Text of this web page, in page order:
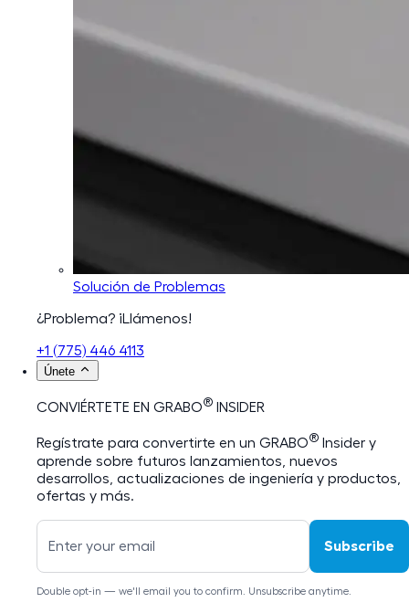
Solución de Problemas
¿Problema? ¡Llámenos!
+1 (775) 446 4113
Únete
CONVIÉRTETE EN GRABO® INSIDER
Regístrate para convertirte en un GRABO® Insider y
aprende sobre futuros lanzamientos, nuevos
desarrollos, actualizaciones de ingeniería y productos,
ofertas y más.
Subscribe
Double opt-in — we'll email you to confirm. Unsubscribe anytime.